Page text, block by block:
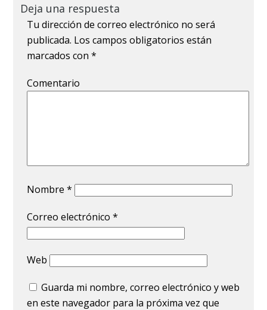
Deja una respuesta
Tu dirección de correo electrónico no será
publicada. Los campos obligatorios están
marcados con*
Comentario
Nombre*
Correo electrónico*
Web
Guarda mi nombre, correo electrónico y web
en este navegador para la próxima vez que